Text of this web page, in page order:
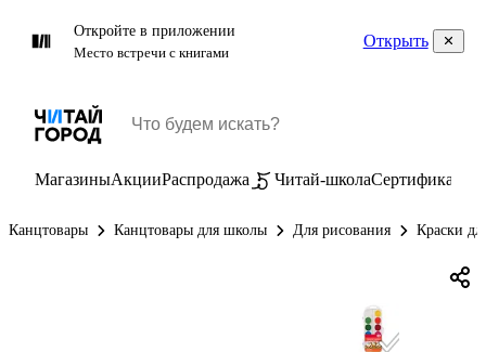
Откройте в приложении
Место встречи с книгами
Открыть
МагазиныАкцииРаспродажа Читай-школаСертификаты
Канцтовары Канцтовары для школы Для рисования Краски